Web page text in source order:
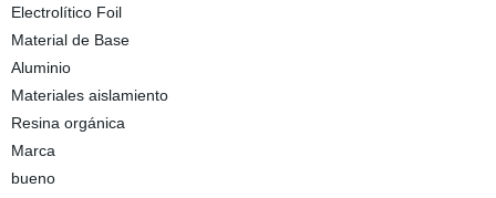
Electrolítico Foil
Material de Base
Aluminio
Materiales aislamiento
Resina orgánica
Marca
bueno